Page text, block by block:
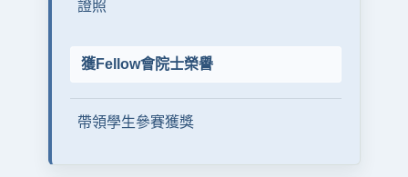
證照
獲Fellow會院士榮譽
帶領學生參賽獲獎